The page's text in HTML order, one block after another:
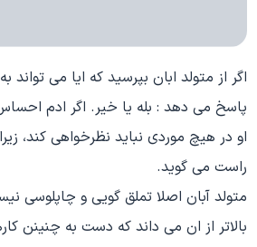
اگر از متولد ابان بپرسید که ایا می تواند
پاسخ می دهد : بله یا خیر. اگر ادم
او در هیچ موردی نباید نظرخواهی کند،
راست می گوید.
متولد آبان اصلا تملق گویی و چاپلوسی
بالاتر از ان می داند که دست به چنینن